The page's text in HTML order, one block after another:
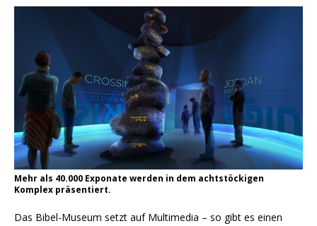
Mehr als 40.000 Exponate werden in dem achtstöckigen
Komplex präsentiert.
Das Bibel-Museum setzt auf Multimedia – so gibt es einen